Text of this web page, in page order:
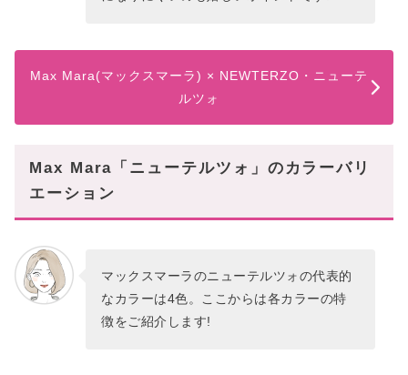
Max Mara(マックスマーラ) × NEWTERZO・ニューテ
ルツォ
Max Mara「ニューテルツォ」のカラーバリ
エーション
マックスマーラのニューテルツォの代表的
なカラーは4色。ここからは各カラーの特
徴をご紹介します!